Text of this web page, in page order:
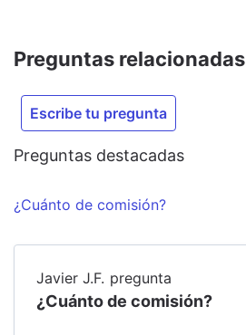
Preguntas relacionadas
Escribe tu pregunta
Preguntas destacadas
¿Cuánto de comisión?
Javier J.F. pregunta
¿Cuánto de comisión?